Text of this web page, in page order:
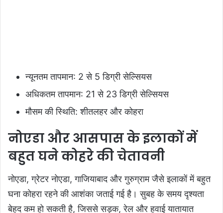
न्यूनतम तापमान: 2 से 5 डिग्री सेल्सियस
अधिकतम तापमान: 21 से 23 डिग्री सेल्सियस
मौसम की स्थिति: शीतलहर और कोहरा
नोएडा और आसपास के इलाकों में
बहुत घने कोहरे की चेतावनी
नोएडा, ग्रेटर नोएडा, गाजियाबाद और गुरुग्राम जैसे इलाकों में बहुत
घना कोहरा रहने की आशंका जताई गई है। सुबह के समय दृश्यता
बेहद कम हो सकती है, जिससे सड़क, रेल और हवाई यातायात